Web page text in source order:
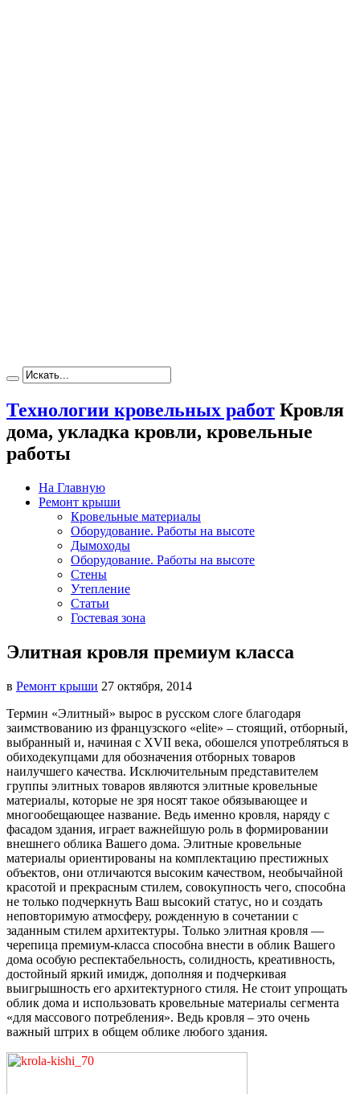
Технологии кровельных работ Кровля
дома, укладка кровли, кровельные
работы
На Главную
Ремонт крыши
Кровельные материалы
Оборудование. Работы на высоте
Дымоходы
Оборудование. Работы на высоте
Стены
Утепление
Статьи
Гостевая зона
Элитная кровля премиум класса
в Ремонт крыши 27 октября, 2014
Термин «Элитный» вырос в русском слоге благодаря
заимствованию из французского «elite» – стоящий, отборный,
выбранный и, начиная с XVII века, обошелся употребляться в
обиходекупцами для обозначения отборных товаров
наилучшего качества. Исключительным представителем
группы элитных товаров являются элитные кровельные
материалы, которые не зря носят такое обязывающее и
многообещающее название. Ведь именно кровля, наряду с
фасадом здания, играет важнейшую роль в формировании
внешнего облика Вашего дома. Элитные кровельные
материалы ориентированы на комплектацию престижных
объектов, они отличаются высоким качеством, необычайной
красотой и прекрасным стилем, совокупность чего, способна
не только подчеркнуть Ваш высокий статус, но и создать
неповторимую атмосферу, рожденную в сочетании с
заданным стилем архитектуры. Только элитная кровля —
черепица премиум-класса способна внести в облик Вашего
дома особую респектабельность, солидность, креативность,
достойный яркий имидж, дополняя и подчеркивая
выигрышность его архитектурного стиля. Не стоит упрощать
облик дома и использовать кровельные материалы сегмента
«для массового потребления». Ведь кровля – это очень
важный штрих в общем облике любого здания.